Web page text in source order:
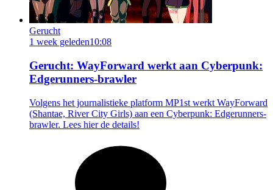
Gerucht
1 week geleden10:08
Gerucht: WayForward werkt aan Cyberpunk:
Edgerunners-brawler
Volgens het journalistieke platform MP1st werkt WayForward
(Shantae, River City Girls) aan een Cyberpunk: Edgerunners-
brawler. Lees hier de details!